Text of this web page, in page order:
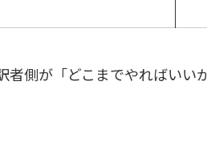
者側が「どこまでやればいい